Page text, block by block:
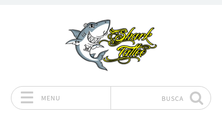
MENU BUSCA